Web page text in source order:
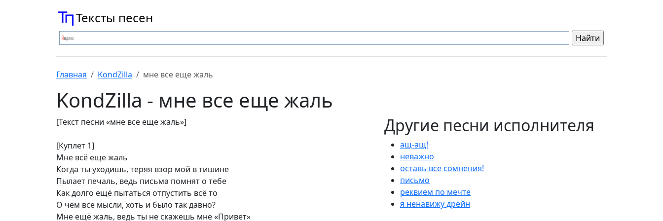
Тексты песен
Главная KondZilla мне все еще жаль
KondZilla - мне все еще жаль
[Текст песни «мне все еще жаль»]
[Куплет 1]
Мне всё еще жаль
Когда ты уходишь, теряя взор мой в тишине
Пылает печаль, ведь письма помнят о тебе
Как долго ещё пытаться отпустить всё то
О чём все мысли, хоть и было так давно?
Мне ещё жаль, ведь ты не скажешь мне «Привет»
Другие песни исполнителя
ащ-ащ!
неважно
оставь все сомнения!
письмо
реквием по мечте
я ненавижу дрейн